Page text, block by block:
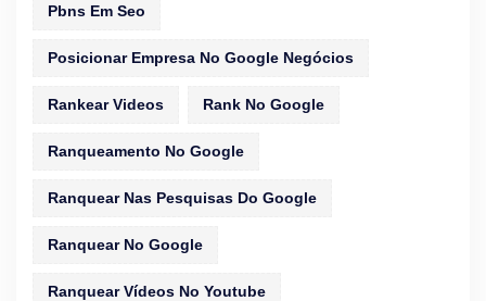
Pbns Em Seo
Posicionar Empresa No Google Negócios
Rankear Videos Rank No Google
Ranqueamento No Google
Ranquear Nas Pesquisas Do Google
Ranquear No Google
Ranquear Vídeos No Youtube